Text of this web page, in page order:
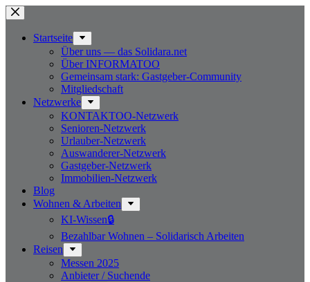
Zum
Inhalt
springenStart­seite
Über uns — das Solidara.net
Über INFORMATOO
Gemeinsam stark: Gastgeber-Community
Mitglied­schaft
Netzwerke
KONTAKTOO-Netzwerk
Senioren-Netzwerk
Urlauber-Netzwerk
Auswan­derer-Netzwerk
Gastgeber-Netzwerk
Immobilien-Netzwerk
Blog
Wohnen & Arbeiten
KI-Wissen🔒
Bezahlbar Wohnen – Solida­risch Arbeiten
Reisen
Messen 2025
Anbieter / Suchende